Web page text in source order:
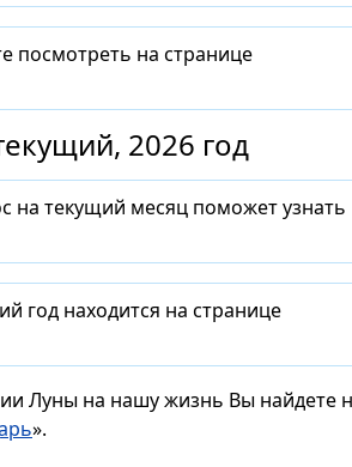
посмотреть на странице
2026 год
на текущий месяц поможет узнать
год находится на странице
Луны на нашу жизнь Вы найдете
».